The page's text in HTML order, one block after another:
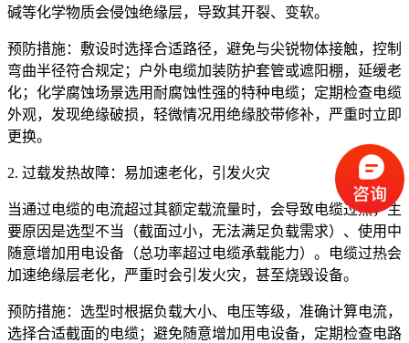
碱等化学物质会侵蚀绝缘层，导致其开裂、变软。
预防措施：敷设时选择合适路径，避免与尖锐物体接触，控制
弯曲半径符合规定；户外电缆加装防护套管或遮阳棚，延缓老
化；化学腐蚀场景选用耐腐蚀性强的特种电缆；定期检查电缆
外观，发现绝缘破损，轻微情况用绝缘胶带修补，严重时立即
更换。
2. 过载发热故障：易加速老化，引发火灾
当通过电缆的电流超过其额定载流量时，会导致电缆过热，主
要原因是选型不当（截面过小，无法满足负载需求）、使用中
随意增加用电设备（总功率超过电缆承载能力）。电缆过热会
加速绝缘层老化，严重时会引发火灾，甚至烧毁设备。
预防措施：选型时根据负载大小、电压等级，准确计算电流，
选择合适截面的电缆；避免随意增加用电设备，定期检查电路